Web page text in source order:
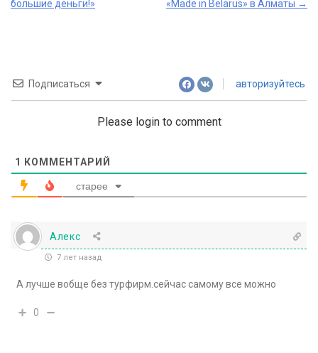
большие деньги!»
«Made in Belarus» в Алматы →
Подписаться авторизуйтесь
Please login to comment
1 КОММЕНТАРИЙ
старее
Алекс
7 лет назад
А лучше вобще без турфирм.сейчас самому все можно
0